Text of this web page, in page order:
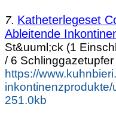
7. Katheterlegeset
Ableitende
St&uuml;ck (1
/ 6 Schlinggazetupfer
https://
inkontinenzprodukte/
251.0kb